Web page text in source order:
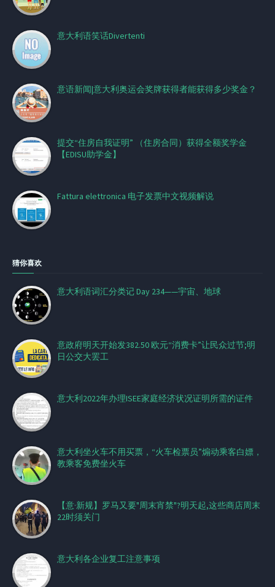
意大利语笑话Divertenti
意语新闻|意大利奥运会奖牌获得者能获得多少奖金？
提交“住房自我证明” （住房合同）获得全额奖学金
【EDISU助学金】
Fattura elettronica 电子发票中文视频解说
猜你喜欢
意大利语词汇分类记 Day 234——宇宙、地球
意政府明天开始发382.50 欧元“消费卡”让民众过节;明
日公交大罢工
意大利2022年办理ISEE家庭经济状况证明所需的证件
意大利坐火车不用买票，“火车检票员”煽动乘客白嫖，
教乘客免费坐火车
【意·新规】罗马又要"周末宵禁"?明天起,这些商店周末
22时须关门
意大利各企业复工注意事项